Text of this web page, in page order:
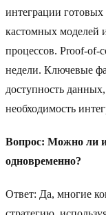
интеграции готовых
кастомных моделей
процессов. Proof-of-
недели. Ключевые
доступность
необходимость
Вопрос: Можно ли
одновременно?
Ответ: Да, многие